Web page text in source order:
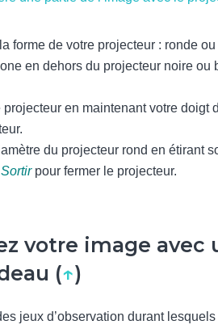
forme de votre projecteur : ronde
en dehors du projecteur noire ou
projecteur en maintenant votre doigt
du projecteur rond en étirant
Sortir pour fermer le projecteur.
votre image avec
(↑)
jeux d’observation durant